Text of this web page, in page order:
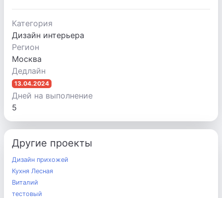
Категория
Дизайн интерьера
Регион
Москва
Дедлайн
13.04.2024
Дней на выполнение
5
Другие проекты
Дизайн прихожей
Кухня Лесная
Виталий
тестовый